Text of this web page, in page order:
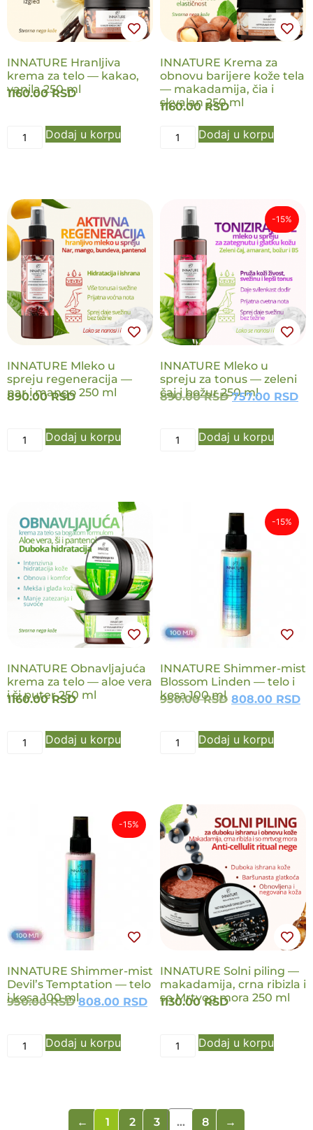
INNATURE Hranljiva
krema za telo — kakao,
vanila 250 ml
1160.00RSD
Dodaj u korpu
INNATURE Krema za
obnovu barijere kože tela
— makadamija, čia i
skvalan 250 ml
1160.00 RSD
Dodaj u korpu
NOVO
INNATURE Mleko u
spreju regeneracija —
nar i mango 250 ml
890.00RSD
Dodaj u korpu
NOVO
-15%
INNATURE Mleko u
spreju za tonus — zeleni
čaj i božur 250 ml
890.00RSD 757.00 RSD
Dodaj u korpu
NOVO
INNATURE Obnavljajuća
krema za telo — aloe vera
i ši puter 250 ml
1160.00RSD
Dodaj u korpu
-15%
INNATURE Shimmer-mist
Blossom Linden — telo i
kosa 100 ml
950.00RSD 808.00 RSD
Dodaj u korpu
-15%
INNATURE Shimmer-mist
Devil’s Temptation — telo
i kosa 100 ml
950.00RSD 808.00 RSD
Dodaj u korpu
NOVO
INNATURE Solni piling —
makadamija, crna ribizla i
so Mrtvog mora 250 ml
1130.00RSD
Dodaj u korpu
← 1 2 3 … 8 →